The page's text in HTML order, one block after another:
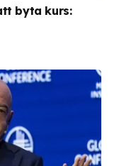
byta kurs: